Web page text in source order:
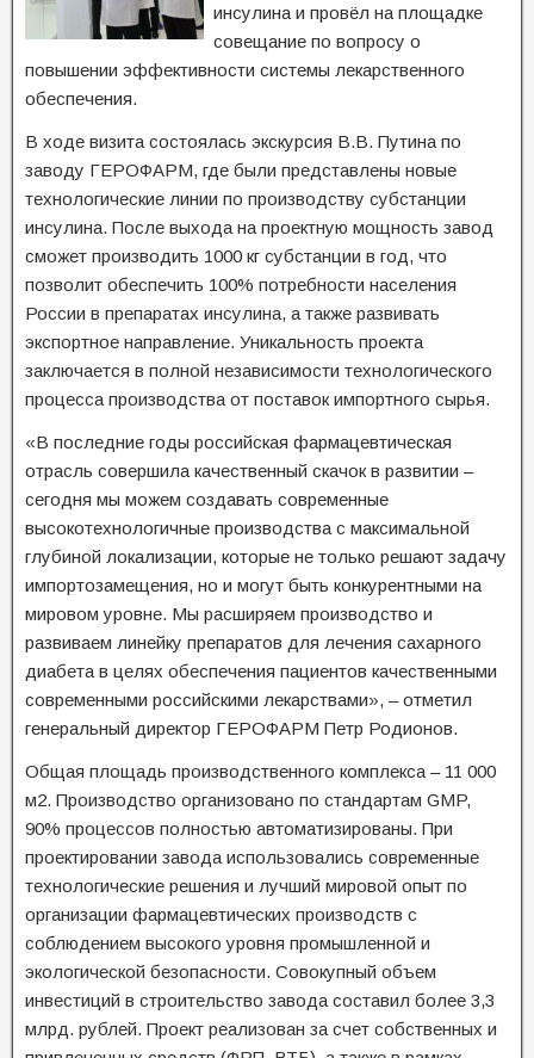
инсулина и провёл на площадке
совещание по вопросу о
повышении эффективности системы лекарственного
обеспечения.
В ходе визита состоялась экскурсия В.В. Путина по
заводу ГЕРОФАРМ, где были представлены новые
технологические линии по производству субстанции
инсулина. После выхода на проектную мощность завод
сможет производить 1000 кг субстанции в год, что
позволит обеспечить 100% потребности населения
России в препаратах инсулина, а также развивать
экспортное направление. Уникальность проекта
заключается в полной независимости технологического
процесса производства от поставок импортного сырья.
«В последние годы российская фармацевтическая
отрасль совершила качественный скачок в развитии –
сегодня мы можем создавать современные
высокотехнологичные производства с максимальной
глубиной локализации, которые не только решают задачу
импортозамещения, но и могут быть конкурентными на
мировом уровне. Мы расширяем производство и
развиваем линейку препаратов для лечения сахарного
диабета в целях обеспечения пациентов качественными
современными российскими лекарствами», – отметил
генеральный директор ГЕРОФАРМ Петр Родионов.
Общая площадь производственного комплекса – 11 000
м2. Производство организовано по стандартам GMP,
90% процессов полностью автоматизированы. При
проектировании завода использовались современные
технологические решения и лучший мировой опыт по
организации фармацевтических производств с
соблюдением высокого уровня промышленной и
экологической безопасности. Совокупный объем
инвестиций в строительство завода составил более 3,3
млрд. рублей. Проект реализован за счет собственных и